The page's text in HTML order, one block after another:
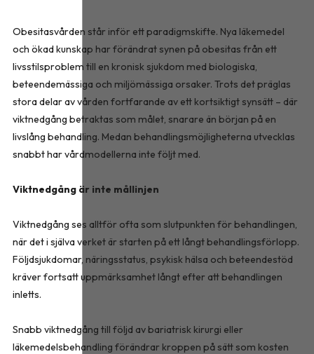
Obesitasvården står inför ett paradigmskifte. Nya läkemedel
och ökad kunskap har förändrat synen på obesitas från ett
livsstilsproblem till en kronisk sjukdom med biologiska,
beteendemässiga och miljömässiga orsaker. Trots det präglas
stora delar av vården fortfarande av ett kortsiktigt synsätt – där
viktnedgång betraktas som målet, snarare än början på en
livslång behandling. Medan behandlingsmöjligheterna utvecklas
snabbt har vårdmodellerna inte följt med.
Viktnedgång är inte mållinjen
Viktnedgång ses alltför ofta som slutpunkten för behandlingen,
när det i själva verket är starten på ett långt behandlingsförlopp.
Följdsjukdomar, näringsstatus, psykisk hälsa och beteendestöd
kräver fortsatt uppmärksamhet långt efter att behandlingen
inletts.
Snabb viktnedgång till följd av bariatrisk kirurgi eller
läkemedelsbehandling förändrar kroppen på sätt som kosten